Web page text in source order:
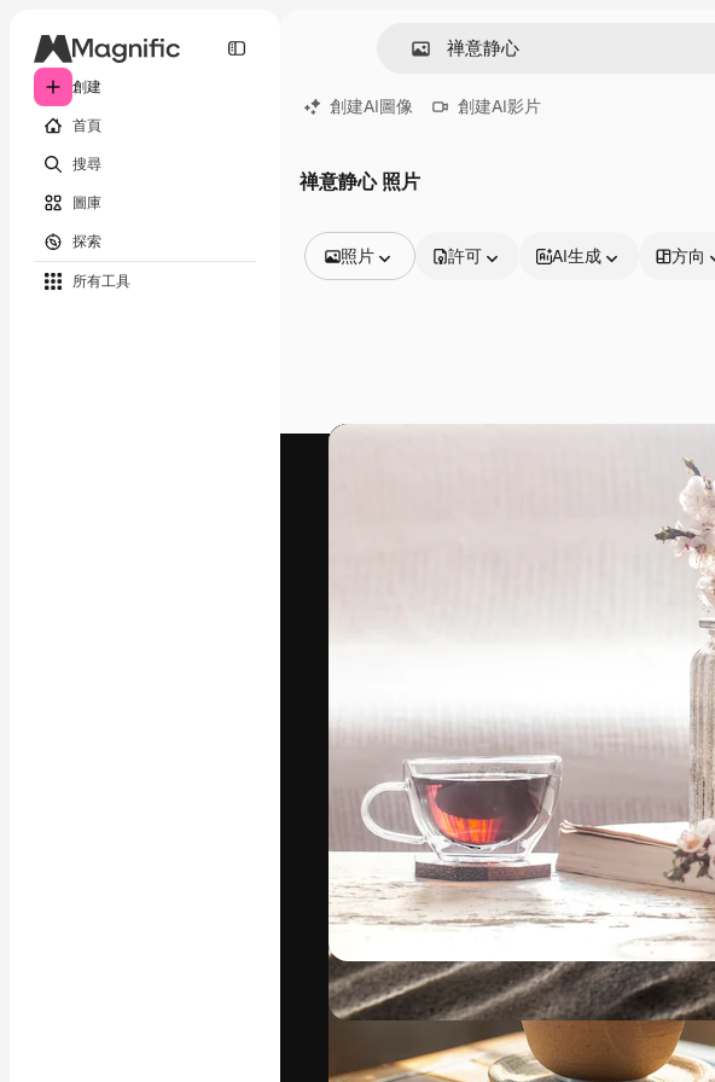
創建
首頁
搜尋
圖庫
探索
所有工具
創建AI圖像 創建AI影片
禅意静心 照片
照片
視頻
許可 AI生成 方向
引導你創作出最佳作品的創意平台。擁
100萬訂閱者，涵蓋創意人士、企業、
Copyright © 2010-2026Freepik Company